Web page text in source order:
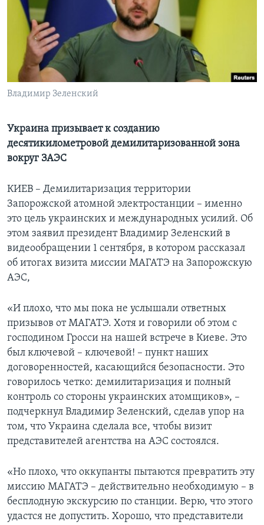
Learning English
СОЦИАЛЬНЫЕ СЕТИ
Владимир Зеленский
Украина призывает к созданию
десятикилометровой демилитаризованной зона
вокруг ЗАЭС
КИЕВ – Демилитаризация территории
Запорожской атомной электростанции – именно
это цель украинских и международных усилий. Об
этом заявил президент Владимир Зеленский в
видеообращении 1 сентября, в котором рассказал
об итогах визита миссии МАГАТЭ на Запорожскую
АЭС,
«И плохо, что мы пока не услышали ответных
призывов от МАГАТЭ. Хотя и говорили об этом с
господином Гросси на нашей встрече в Киеве. Это
был ключевой – ключевой! – пункт наших
договоренностей, касающийся безопасности. Это
говорилось четко: демилитаризация и полный
контроль со стороны украинских атомщиков», –
подчеркнул Владимир Зеленский, сделав упор на
том, что Украина сделала все, чтобы визит
представителей агентства на АЭС состоялся.
«Но плохо, что оккупанты пытаются превратить эту
миссию МАГАТЭ – действительно необходимую – в
бесплодную экскурсию по станции. Верю, что этого
удастся не допустить. Хорошо, что представители